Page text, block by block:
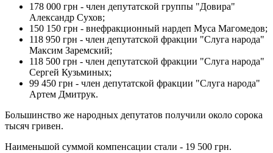
178 000 грн - член депутатской группы "Довира"
Александр Сухов;
150 150 грн - внефракционный нардеп Муса Магомедов;
118 950 грн - член депутатской фракции "Слуга народа"
Максим Заремский;
118 500 грн - член депутатской фракции "Слуга народа"
Сергей Кузьминых;
99 450 грн - член депутатской фракции "Слуга народа"
Артем Дмитрук.
Большинство же народных депутатов получили около сорока
тысяч гривен.
Наименьшой суммой компенсации стали - 19 500 грн.